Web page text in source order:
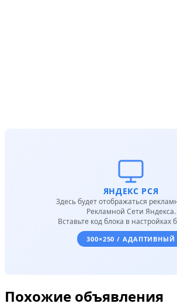
ЯНДЕКС РСЯ
Здесь будет отображаться
Рекламной Сети Яндекса.
Вставьте код блока в настройках
300×250 / АДАПТИВНЫЙ
Похожие объявления